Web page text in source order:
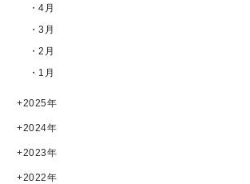
・4月
・3月
・2月
・1月
2025年
2024年
2023年
2022年